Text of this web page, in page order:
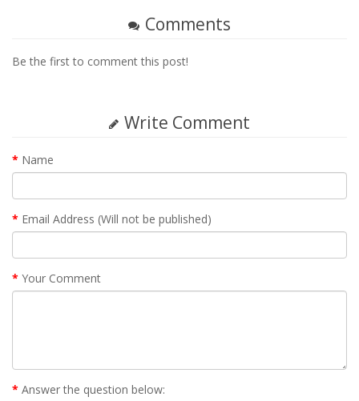
Comments
Be the first to comment this post!
Write Comment
Name
Email Address (Will not be published)
Your Comment
Answer the question below: